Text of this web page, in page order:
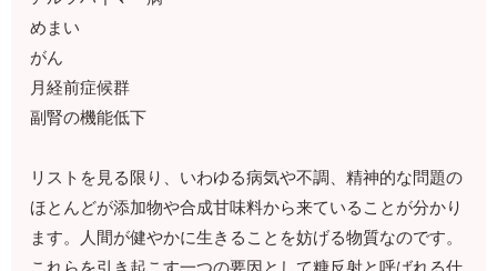
めまい
がん
月経前症候群
副腎の機能低下
リストを見る限り、いわゆる病気や不調、精神的な問題の
ほとんどが添加物や合成甘味料から来ていることが分かり
ます。人間が健やかに生きることを妨げる物質なのです。